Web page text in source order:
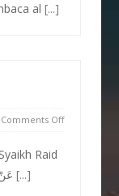
al[...]
Comments Off
Raid
bin Shabriعَنْ جَرِيْرِ بْنِ عَبْدِ اللهِ قَالَ كُنَّا عِنْدَ[...]